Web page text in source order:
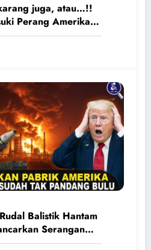
juga, atau…!!
Perang Amerika
Balistik Hantam
Serangan
Barat